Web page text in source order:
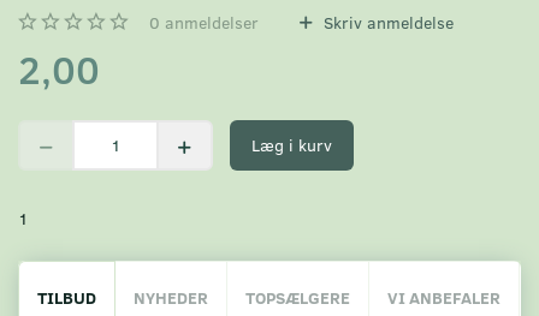
0 anmeldelser Skriv anmeldelse
2,00
Læg i kurv
1
TILBUD NYHEDER TOPSÆLGERE VI ANBEFALER